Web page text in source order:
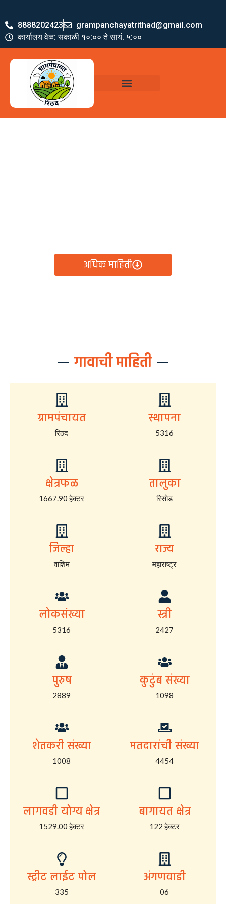
8888202423
grampanchayatrithad@gmail.com
कार्यालय वेळ: सकाळी १०:०० ते सायं. ५:००
अधिक माहिती
गावाची माहिती
ग्रामपंचायत
रिठद
स्थापना
5316
क्षेत्रफळ
1667.90 हेक्टर
तालुका
रिसोड
जिल्हा
वाशिम
राज्य
महाराष्ट्र
लोकसंख्या
5316
स्त्री
2427
पुरुष
2889
कुटुंब संख्या
1098
शेतकरी संख्या
1008
मतदारांची संख्या
4454
लागवडी योग्य क्षेत्र
1529.00 हेक्टर
बागायत क्षेत्र
122 हेक्टर
स्ट्रीट लाईट पोल
335
अंगणवाडी
06